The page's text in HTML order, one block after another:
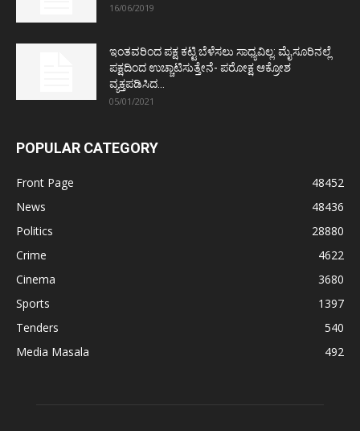
16/06/2019
ಇಂತವರಿಂದ ಪಕ್ಷ ಕಟ್ಟಿ ಬೆಳೆಸಲು ಸಾಧ್ಯವಿಲ್ಲ: ಮೈಸೂರಿನಲ್ಲೆ
ಪಕ್ಷದಿಂದ ಉಚ್ಚಾಟಿಸುತ್ತೇನೆ- ಪರೋಕ್ಷ ಆಕ್ರೋಶ
ವ್ಯಕ್ತಪಡಿಸಿದ...
05/01/2021
POPULAR CATEGORY
Front Page
48452
News
48436
Politics
28880
Crime
4622
Cinema
3680
Sports
1397
Tenders
540
Media Masala
492